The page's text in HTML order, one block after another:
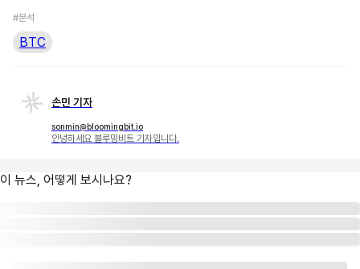
#분석
BTC
손민 기자
sonmin@bloomingbit.io
안녕하세요 블루밍비트 기자입니다.
이 뉴스, 어떻게 보시나요?